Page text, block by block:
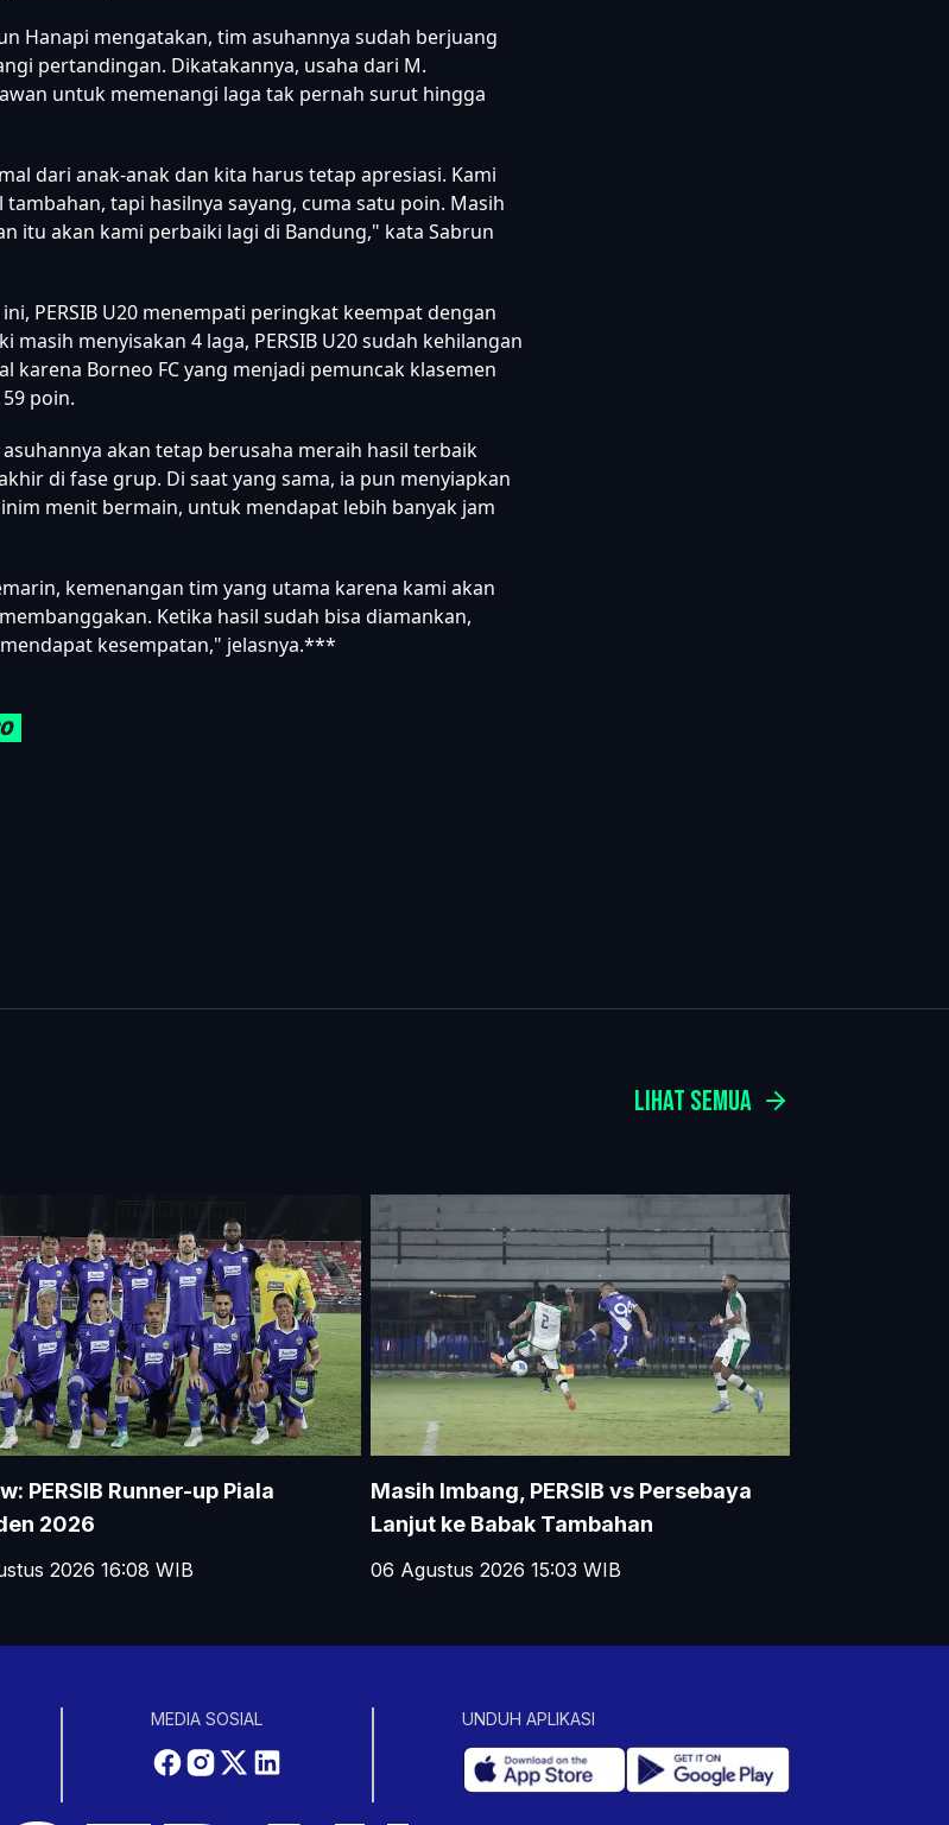
Hanapi mengatakan, tim asuhannya sudah berjuang
pertandingan. Dikatakannya, usaha dari M.
untuk memenangi laga tak pernah surut hingga
dari anak-anak dan kita harus tetap apresiasi. Kami
tapi hasilnya sayang, cuma satu poin. Masih
itu akan kami perbaiki lagi di Bandung," kata Sabrun
PERSIB U20 menempati peringkat keempat dengan
masih menyisakan 4 laga, PERSIB U20 sudah kehilangan
karena Borneo FC yang menjadi pemuncak klasemen
poin.
akan tetap berusaha meraih hasil terbaik
di fase grup. Di saat yang sama, ia pun menyiapkan
menit bermain, untuk mendapat lebih banyak jam
kemenangan tim yang utama karena kami akan
Ketika hasil sudah bisa diamankan,
kesempatan," jelasnya.***
LIHAT SEMUA
PERSIB Runner-up Piala
2026
2026 16:08 WIB
Masih Imbang, PERSIB vs Persebaya
Lanjut ke Babak Tambahan
06 Agustus 2026 15:03 WIB
MEDIA SOSIAL UNDUH APLIKASI